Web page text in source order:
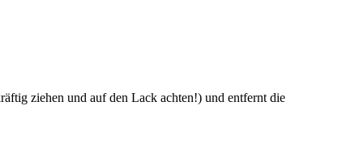
ziehen und auf den Lack achten!) und entfernt die